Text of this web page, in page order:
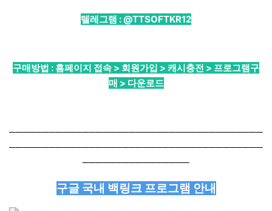
텔레그램 : @TTSOFTKR12
구매방법 : 홈페이지 접속 > 회원가입 > 캐시충전 > 프로그램구
매 > 다운로드
──────────────────────────────────────
──────────────────────────────────────
────────────────
구글 국내 백링크 프로그램 안내